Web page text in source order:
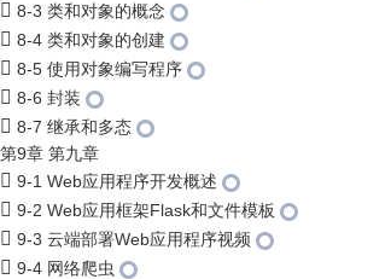
8-3 类和对象的概念
8-4 类和对象的创建
8-5 使用对象编写程序
8-6 封装
8-7 继承和多态
第9章 第九章
9-1 Web应用程序开发概述
9-2 Web应用框架Flask和文件模板
9-3 云端部署Web应用程序视频
9-4 网络爬虫